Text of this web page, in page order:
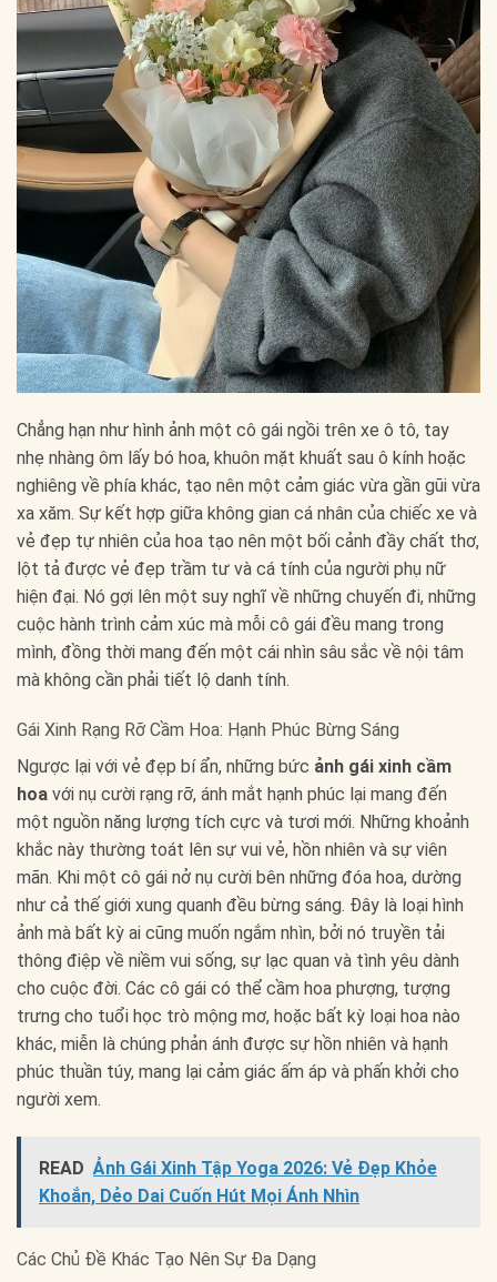
Chẳng hạn như hình ảnh một cô gái ngồi trên xe ô tô, tay
nhẹ nhàng ôm lấy bó hoa, khuôn mặt khuất sau ô kính hoặc
nghiêng về phía khác, tạo nên một cảm giác vừa gần gũi vừa
xa xăm. Sự kết hợp giữa không gian cá nhân của chiếc xe và
vẻ đẹp tự nhiên của hoa tạo nên một bối cảnh đầy chất thơ,
lột tả được vẻ đẹp trầm tư và cá tính của người phụ nữ
hiện đại. Nó gợi lên một suy nghĩ về những chuyến đi, những
cuộc hành trình cảm xúc mà mỗi cô gái đều mang trong
mình, đồng thời mang đến một cái nhìn sâu sắc về nội tâm
mà không cần phải tiết lộ danh tính.
Gái Xinh Rạng Rỡ Cầm Hoa: Hạnh Phúc Bừng Sáng
Ngược lại với vẻ đẹp bí ẩn, những bức ảnh gái xinh cầm
hoa với nụ cười rạng rỡ, ánh mắt hạnh phúc lại mang đến
một nguồn năng lượng tích cực và tươi mới. Những khoảnh
khắc này thường toát lên sự vui vẻ, hồn nhiên và sự viên
mãn. Khi một cô gái nở nụ cười bên những đóa hoa, dường
như cả thế giới xung quanh đều bừng sáng. Đây là loại hình
ảnh mà bất kỳ ai cũng muốn ngắm nhìn, bởi nó truyền tải
thông điệp về niềm vui sống, sự lạc quan và tình yêu dành
cho cuộc đời. Các cô gái có thể cầm hoa phượng, tượng
trưng cho tuổi học trò mộng mơ, hoặc bất kỳ loại hoa nào
khác, miễn là chúng phản ánh được sự hồn nhiên và hạnh
phúc thuần túy, mang lại cảm giác ấm áp và phấn khởi cho
người xem.
READ Ảnh Gái Xinh Tập Yoga 2026: Vẻ Đẹp Khỏe
Khoắn, Dẻo Dai Cuốn Hút Mọi Ánh Nhìn
Các Chủ Đề Khác Tạo Nên Sự Đa Dạng